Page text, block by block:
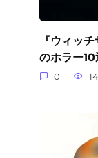
『ウィッ
のホラー10
0